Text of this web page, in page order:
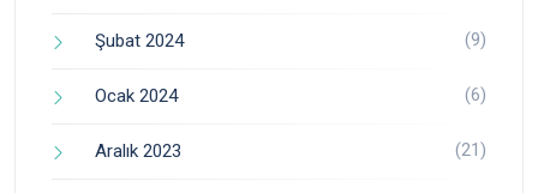
Şubat 2024 (9)
Ocak 2024 (6)
Aralık 2023 (21)